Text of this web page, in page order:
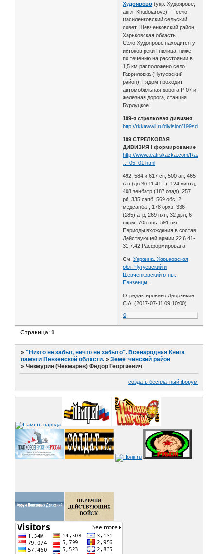
Худоярово (укр. Худоярове,
англ. Кhudoiarove) — село,
Василенковский сельский
совет, Шевченковский район,
Харьковская область.
Село Худоярово находится у
истоков реки Гнилица, ниже
по течению на расстоянии в
1,5 км расположено село
Гавриловка (Чугуевский
район). Рядом проходит
автомобильная дорога Р-07 и
железная дорога, станция
Бурлуцкое.
199-я стрелковая дивизия
http://rkkawwii.ru/division/199sdf1
199 СТРЕЛКОВАЯ
ДИВИЗИЯ I формирование
http://www.teatrskazka.com/Raznoe/
… 05_01.html
492, 584 и 617 сп, 500 ап, 465
гап (до 30.11.41 г.), 124 оиптд,
408 зенбатр (187 озад), 257
рб, 335 сапб, 569 обс, 2
медсанбат, 178 орхз, 336
(285) атр, 269 пхп, 32 двл, 6
парм, 705 ппс, 591 пкг.
Периоды вхождения в состав
Действующей армии 22.6.41-
31.7.42 Расформирована
См.Украина. Харьковская
обл. Чугуевский и
Шевченковский р-ны.
Пензенцы..
Отредактировано Дворянкин
С.А. (2017-07-11 09:10:00)
0
Страница:1
»"Никто не забыт, ничто не забыто". Всенародная Книга
памяти Пензенской области. »Земетчинский район
»Чекмурин (Чекмарев) Федор Георгиевич
создать бесплатный форум